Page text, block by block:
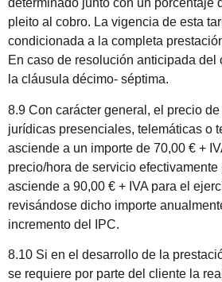
determinado junto con un porcentaje
pleito al cobro. La vigencia de esta
condicionada a la completa
En caso de resolución anticipada del
la cláusula décimo- séptima.
8.9 Con carácter general, el precio
jurídicas presenciales, telemáticas o
asciende a un importe de 70,00 € +
precio/hora de servicio efectivamente
asciende a 90,00 € + IVA para el
revisándose dicho importe
incremento del IPC.
8.10 Si en el desarrollo de la
se requiere por parte del cliente la